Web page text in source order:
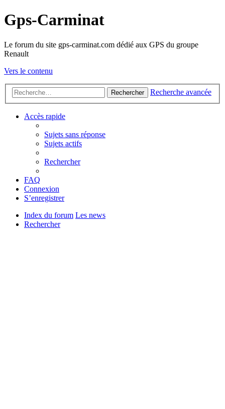
Gps-Carminat
Le forum du site gps-carminat.com dédié aux GPS du groupe
Renault
Vers le contenu
Rechercher Recherche avancée
Accès rapide
Sujets sans réponse
Sujets actifs
Rechercher
FAQ
Connexion
S’enregistrer
Index du forum Les news
Rechercher